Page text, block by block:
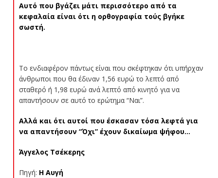
Αυτό που βγάζει μάτι περισσότερο από τα
κεφαλαία είναι ότι η ορθογραφία τούς βγήκε
σωστή.
Το ενδιαφέρον πάντως είναι που σκέφτηκαν ότι υπήρχαν
άνθρωποι που θα έδιναν 1,56 ευρώ το λεπτό από
σταθερό ή 1,98 ευρώ ανά λεπτό από κινητό για να
απαντήσουν σε αυτό το ερώτημα “Ναι”.
Αλλά και ότι αυτοί που έσκασαν τόσα λεφτά για
να απαντήσουν “Όχι” έχουν δικαίωμα ψήφου…
Άγγελος Τσέκερης
Πηγή: Η Αυγή